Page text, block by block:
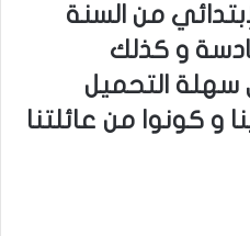
من السنة
و كذلك
سهلة التحميل
و كونوا من عائلتنا